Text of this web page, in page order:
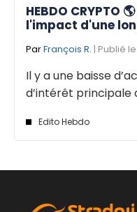
HEBDO CRYPTO
l'impact d'une
ParFrançois R. | Publié
Il y a une baisse
d’intérêt principale
Edito Hebdo